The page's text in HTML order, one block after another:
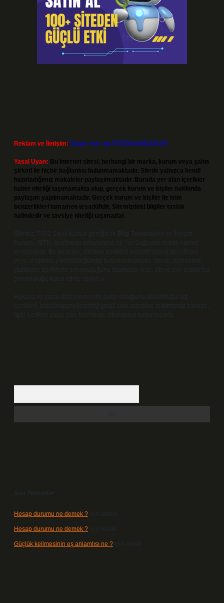
Reklam ve İletişim: Skype: live:.cid.575569c608265c69
Yasal Uyarı: Bu internet sitesi, herhangi bir marka, kurum veya şahıs
şirketi ile hiçbir bağlantısı bulunmamaktadır. Sitede yalnızca kendi
hazırladığımız makaleler paylaşılmaktadır. Burada yer alan içerikler
haber niteliği taşımamakta olup, gerçek kurum ve kişiler hakkında
paylaşım yapılmamaktadır. Gerçek kurum ve kişiler ile isim
benzerlikleri tamamen tesadüfidir. Sitemizdeki bilgiler taslak
halindedir ve tavsiye niteliği taşımazlar.
Sitemiz, 5651 Sayılı Kanun gereğince Bilgi Teknolojileri ve İletişim
Kurumu (BTK) tarafından onaylanmış bir Yer Sağlayıcı olarak hizmet
vermektedir. Bu nedenle, sitedeki içerikleri proaktif olarak denetleme
veya araştırma yükümlülüğümüz bulunmamaktadır. Ancak, üyelerimiz
yazdıkları içeriklerin sorumluluğunu taşımakta olup, siteye üye olarak bu
sorumluluğu kabul etmiş sayılırlar.
Hukuka ve yasal düzenlemelere aykırı olduğunu düşündüğünüz
içerikleri,
backlinkpanelicomtr@gmail.com adresine bildirmeniz halinde,
ilgili içerikler yasal süre içerisinde sitemizden kaldırılacaktır.
Son Yorumlar
Hesap durumu ne demek ? için admin
Hesap durumu ne demek ? için Haluk
Güçlük kelimesinin eş anlamlısı ne ? için admin